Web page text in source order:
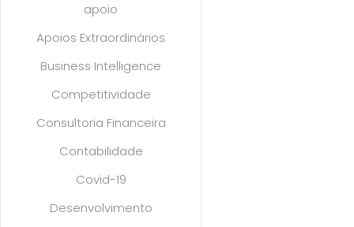
apoio
Apoios Extraordinários
Business Intelligence
Competitividade
Consultoria Financeira
Contabilidade
Covid-19
Desenvolvimento